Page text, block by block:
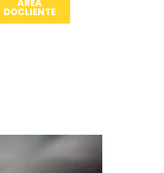
ÀREA
DOCLIENTE